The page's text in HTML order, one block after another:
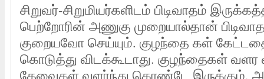
சிறுவர்-சிறுமியர்களிடம் பிடிவாதம்
பெற்றோரின் அணுகு முறையால்தான்
குறையவோ செய்யும். குழந்தை கள்
கொடுத்து விடக்கூடாது. குழந்தைகள்
தேவைகள் வளர்ந்து கொண்டே இருக்கும்.